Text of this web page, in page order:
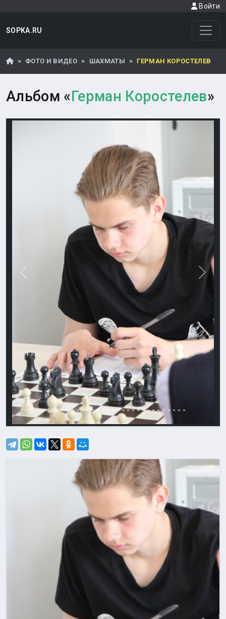
Войти
SOPKA.RU
ФОТО И ВИДЕО ШАХМАТЫ ГЕРМАН КОРОСТЕЛЕВ
Альбом «Герман Коростелев»
Назад